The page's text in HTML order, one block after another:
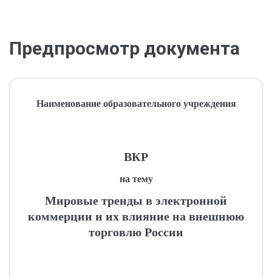
Предпросмотр документа
Наименование образовательного учреждения
ВКР
на тему
Мировые тренды в электронной
коммерции и их влияние на внешнюю
торговлю России